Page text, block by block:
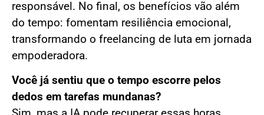
responsável. No final, os benefícios vão além
do tempo: fomentam resiliência emocional,
transformando o freelancing de luta em jornada
empoderadora.
Você já sentiu que o tempo escorre pelos
dedos em tarefas mundanas?